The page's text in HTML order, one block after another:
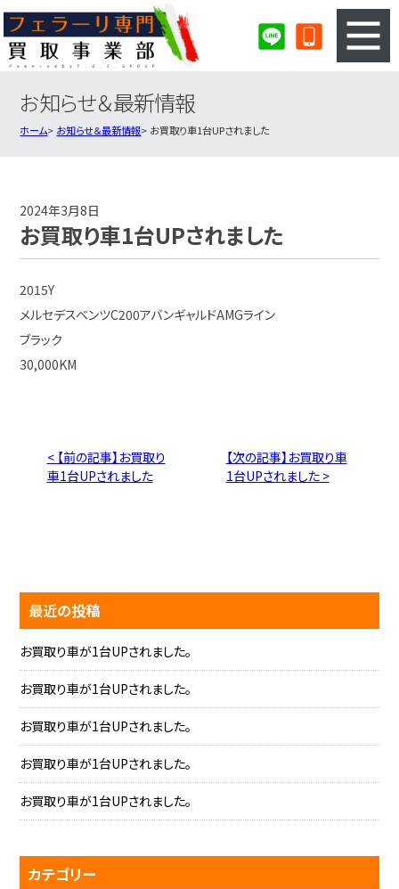
3ステップのカンタン査定
フェラーリ買取実績
お知らせ＆最新情報
ホーム お知らせ＆最新情報 お買取り車1台UPされました
2024年3月8日
お買取り車1台UPされました
2015Y
メルセデスベンツC200アバンギャルドAMGライン
ブラック
30,000KM
< 【前の記事】お買取り
車1台UPされました
【次の記事】お買取り車
1台UPされました >
最近の投稿
お買取り車が1台UPされました。
お買取り車が1台UPされました。
お買取り車が1台UPされました。
お買取り車が1台UPされました。
お買取り車が1台UPされました。
カテゴリー